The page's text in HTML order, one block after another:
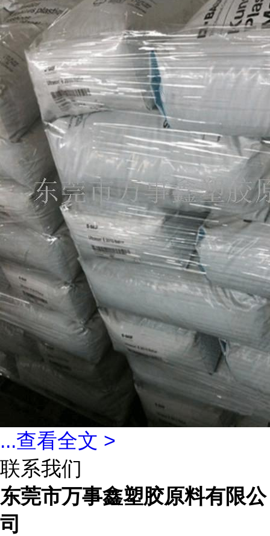
...查看全文 >
联系我们
东莞市万事鑫塑胶原料有限公
司